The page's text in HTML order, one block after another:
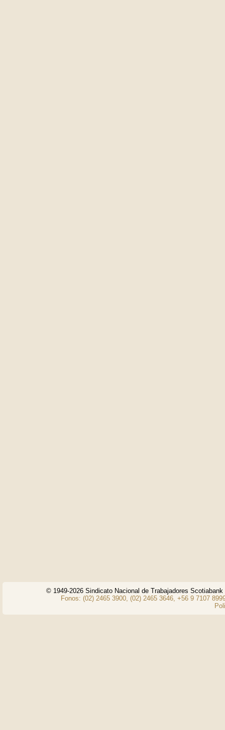
© 1949-2026 Sindicato Nacional de Trabajadores
Fonos: (02) 2465 3900, (02) 2465 3646, +56 9 7107